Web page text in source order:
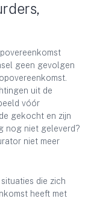
geen gevolgen
uit de
vóór
gekocht en zijn
nog niet geleverd?
niet meer
die zich
heeft met